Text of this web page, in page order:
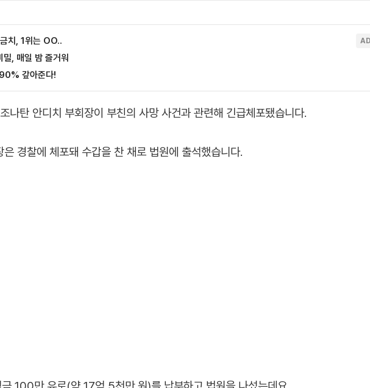
나탄 안디치 부회장이 부친의 사망 사건과 관련해 긴급체포됐습니다.
경찰에 체포돼 수갑을 찬 채로 법원에 출석했습니다.